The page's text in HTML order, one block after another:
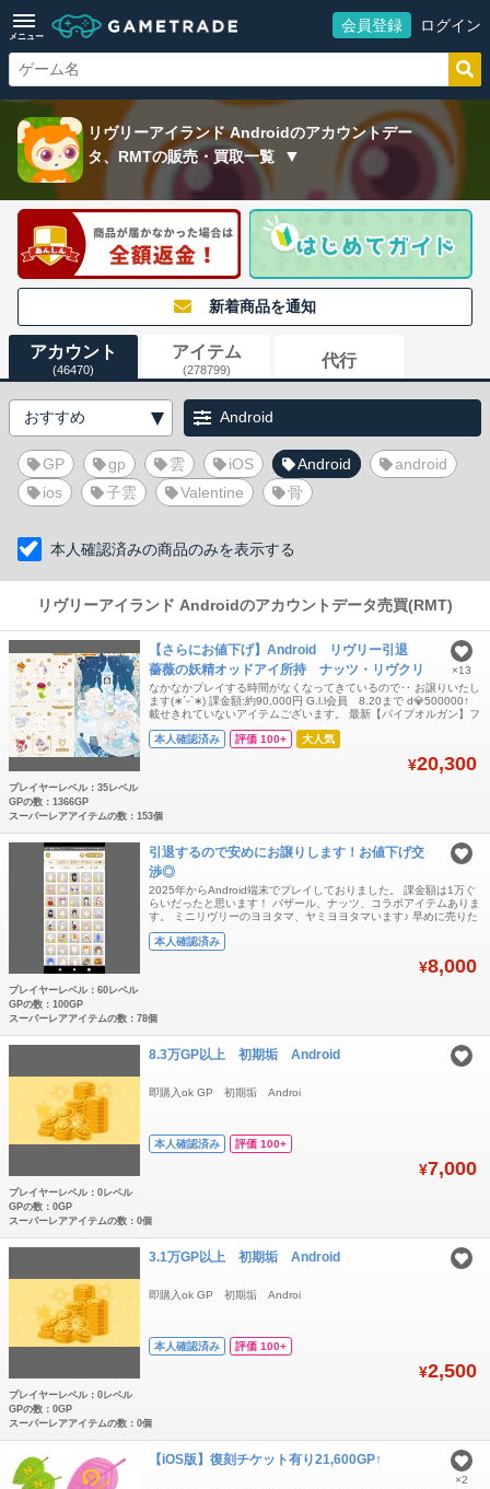
メニュー
会員登録 ログイン
リヴリーアイランド Androidのアカウントデー
タ、RMTの販売・買取一覧
新着商品を通知
アカウント
(46470)
アイテム
(278799) 代行
Android
GP gp 雲 iOS Android
android
ios
子雲 Valentine 骨
本人確認済みの商品のみを表示する
リヴリーアイランド Androidのアカウントデータ売買(RMT)
【さらにお値下げ】Android リヴリー引退
薔薇の妖精オッドアイ所持 ナッツ・リヴクリ
多数所持
なかなかプレイする時間がなくなってきているので‥ お譲りいたし
ます(∗ˊᵕ`∗) 課金額:約90,000円 G.l.l会員 8.20まで d💎500000↑
載せきれていないアイテムございます。 最新【パイプオルガン】フ
アイテムダブりあり クリエイターズアイテムダブりあり 人気のヘ
本人確認済み 評価 100+ 大人気
¥20,300
×13
プレイヤーレベル：35レベル
GPの数：1366GP
スーパーレアアイテムの数：153個
引退するので安めにお譲りします！お値下げ交
渉◎
2025年からAndroid端末でプレイしておりました。 課金額は1万ぐ
らいだったと思います！ バザール、ナッツ、コラボアイテムありま
す。 ミニリヴリーのヨヨタマ、ヤミヨヨタマいます♪ 早めに売りた
本人確認済み
¥8,000
プレイヤーレベル：60レベル
GPの数：100GP
スーパーレアアイテムの数：78個
8.3万GP以上 初期垢 Android
即購入ok GP 初期垢 Androi
本人確認済み 評価 100+
¥7,000
プレイヤーレベル：0レベル
GPの数：0GP
スーパーレアアイテムの数：0個
3.1万GP以上 初期垢 Android
即購入ok GP 初期垢 Androi
本人確認済み 評価 100+
¥2,500
プレイヤーレベル：0レベル
GPの数：0GP
スーパーレアアイテムの数：0個
【iOS版】復刻チケット有り21,600GP↑
×2